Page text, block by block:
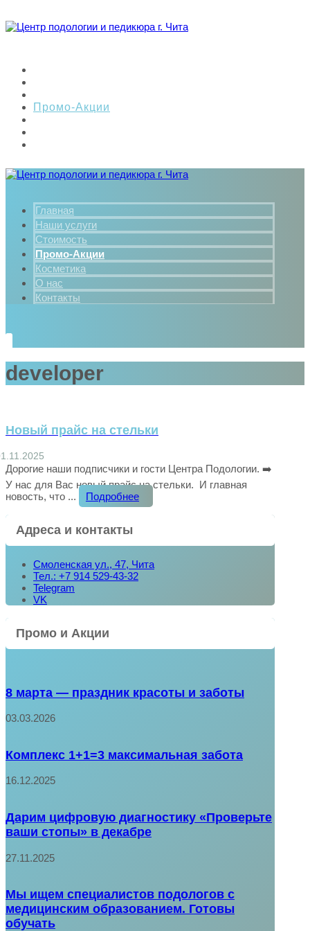
Промо-Акции
Главная
Наши услуги
Стоимость
Промо-Акции
Косметика
О нас
Контакты
developer
Новый прайс на стельки
Дорогие наши подписчики и гости Центра Подологии. ➡️
У нас для Вас новый прайс на стельки. И главная
новость, что ...
Подробнее
Адреса и контакты
Смоленская ул., 47, Чита
Тел.: +7 914 529-43-32
Telegram
VK
Промо и Акции
8 марта — праздник красоты и заботы
03.03.2026
Комплекс 1+1=3 максимальная забота
16.12.2025
Дарим цифровую диагностику «Проверьте
ваши стопы» в декабре
27.11.2025
Мы ищем специалистов подологов с
медицинским образованием. Готовы
обучать